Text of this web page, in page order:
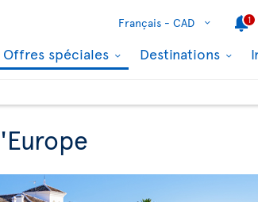
Français - CAD 1
Offres spéciales Destinations